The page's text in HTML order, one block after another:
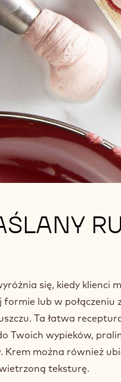
się, kiedy klienci
lub w połączeniu
Ta łatwa
Twoich wypieków,
Krem można również
teksturę.